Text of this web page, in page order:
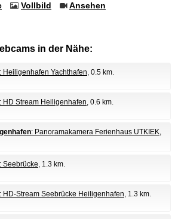
Vollbild Ansehen
in der Nähe:
: Heiligenhafen Yachthafen, 0.5 km.
: HD Stream Heiligenhafen, 0.6 km.
: Panoramakamera Ferienhaus UTKIEK,
: Seebrücke, 1.3 km.
: HD-Stream Seebrücke Heiligenhafen, 1.3 km.